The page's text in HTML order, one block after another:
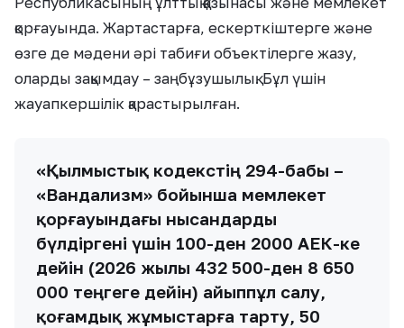
қорғауында. Жартастарға, ескерткіштерге және
өзге де мәдени әрі табиғи объектілерге жазу,
оларды зақымдау – заңбұзушылық. Бұл үшін
жауапкершілік қарастырылған.
«Қылмыстық кодекстің 294-бабы –
«Вандализм» бойынша мемлекет
қорғауындағы нысандарды
бүлдіргені үшін 100-ден 2000 АЕК-ке
дейін (2026 жылы 432 500-ден 8 650
000 теңгеге дейін) айыппұл салу,
қоғамдық жұмыстарға тарту, 50